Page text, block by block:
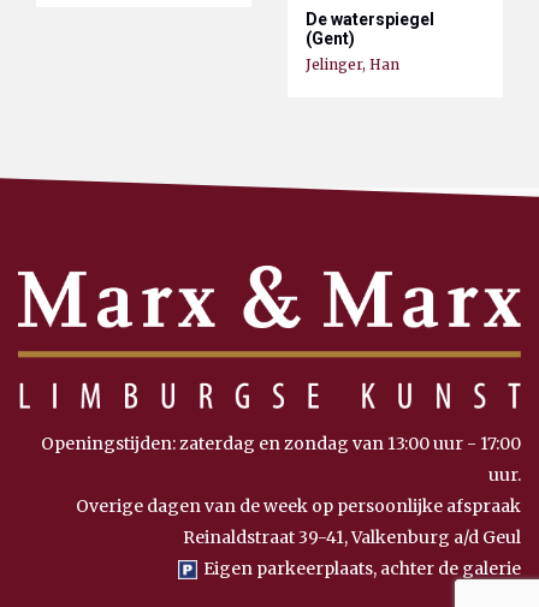
De waterspiegel
(Gent)
Jelinger, Han
Openingstijden: zaterdag en zondag van 13:00 uur - 17:00
uur.
Overige dagen van de week op persoonlijke afspraak
Reinaldstraat 39-41, Valkenburg a/d Geul
Eigen parkeerplaats, achter de galerie